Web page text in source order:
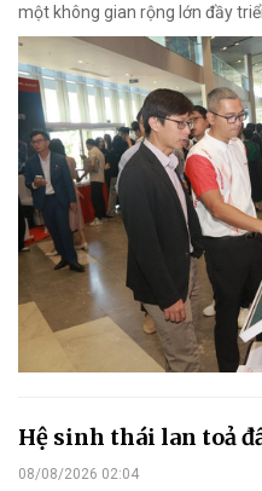
một không gian rộng lớn đầy
Hệ sinh thái lan toả
08/08/2026 02:04